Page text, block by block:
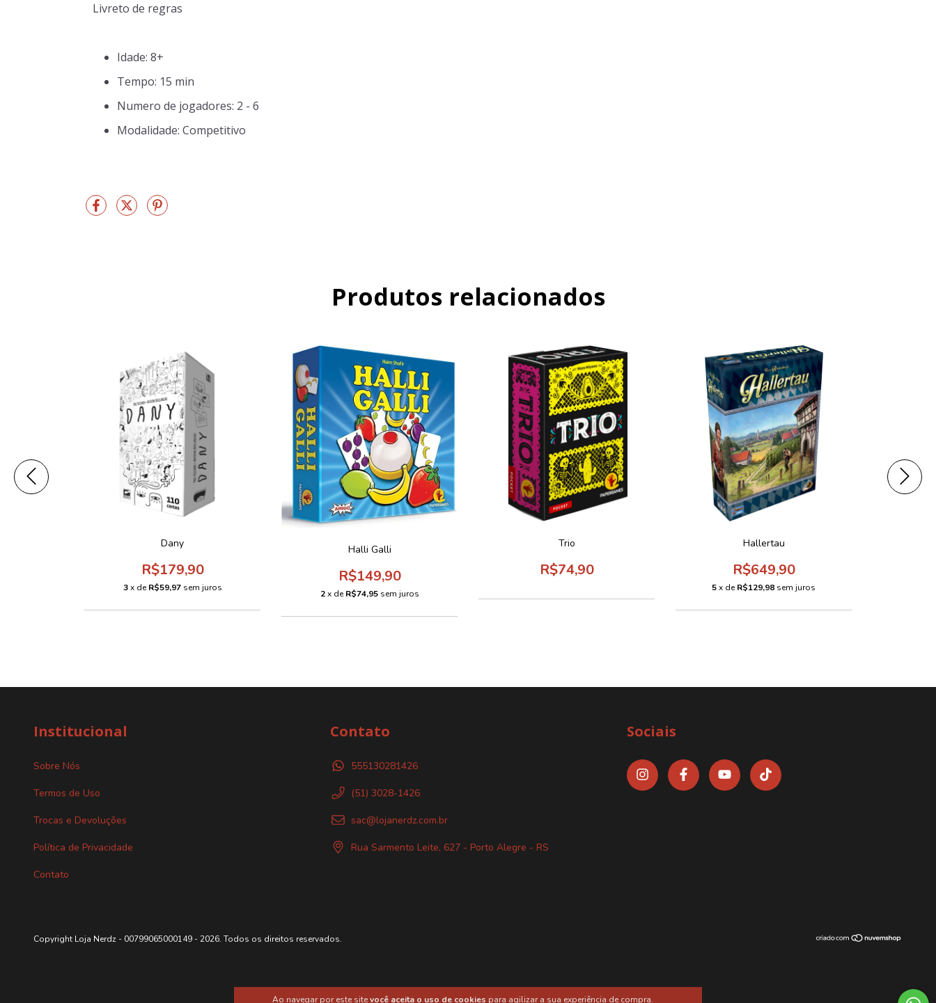
Ao navegar por este sitevocê aceita o uso de cookies para agilizar a sua experiência de compra.
Livreto de regras
Idade: 8+
Tempo: 15 min
Numero de jogadores: 2 - 6
Modalidade: Competitivo
Produtos relacionados
Dany
R$179,90
3 x deR$59,97 sem juros
Halli Galli
R$149,90
2 x deR$74,95 sem juros
Trio
R$74,90
Hallertau
R$649,90
5x deR$129,98 sem juros
Institucional
Sobre Nós
Termos de Uso
Trocas e Devoluções
Política de Privacidade
Contato
Contato
555130281426
(51) 3028-1426
sac@lojanerdz.com.br
Rua Sarmento Leite, 627 - Porto Alegre - RS
Sociais
Copyright Loja Nerdz - 00799065000149 - 2026. Todos os direitos reservados.